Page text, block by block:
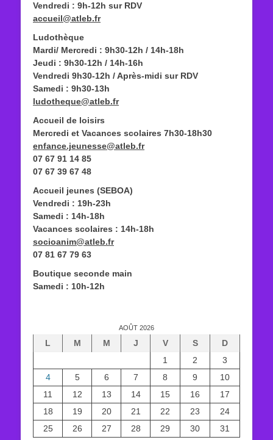
Vendredi : 9h-12h sur RDV
accueil@atleb.fr
Ludothèque
Mardi/ Mercredi : 9h30-12h / 14h-18h
Jeudi : 9h30-12h / 14h-16h
Vendredi 9h30-12h / Après-midi sur RDV
Samedi : 9h30-13h
ludotheque@atleb.fr
Accueil de loisirs
Mercredi et Vacances scolaires 7h30-18h30
enfance.jeunesse@atleb.fr
07 67 91 14 85
07 67 39 67 48
Accueil jeunes (SEBOA)
Vendredi : 19h-23h
Samedi : 14h-18h
Vacances scolaires : 14h-18h
socioanim@atleb.fr
07 81 67 79 63
Boutique seconde main
Samedi : 10h-12h
AOÛT 2026
L M M J V S
D
1
2
3
4
5 6 7 8 9
10
11
12 13 14 15 16
17
18
19 20 21 22 23
24
25
26 27 28 29 30 31